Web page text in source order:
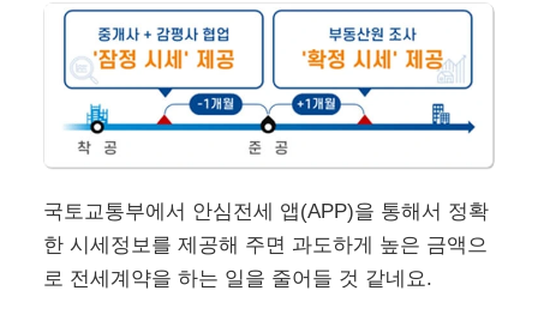
국토교통부에서 안심전세 앱(APP)을 통해서 정확
한 시세정보를 제공해 주면 과도하게 높은 금액으
로 전세계약을 하는 일을 줄어들 것 같네요.